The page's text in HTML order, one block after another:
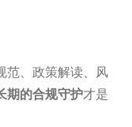
范、政策解读、风
期的合规守护才是